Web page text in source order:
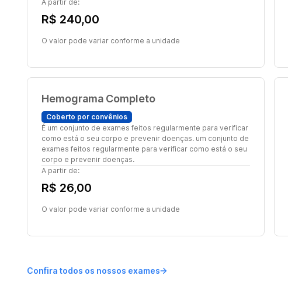
A partir de:
R$ 240,00
O valor pode variar conforme a unidade
Hemograma Completo
Coberto por convênios
É um conjunto de exames feitos regularmente para verificar
como está o seu corpo e prevenir doenças. um conjunto de
exames feitos regularmente para verificar como está o seu
corpo e prevenir doenças.
A partir de:
R$ 26,00
O valor pode variar conforme a unidade
Confira todos os nossos exames